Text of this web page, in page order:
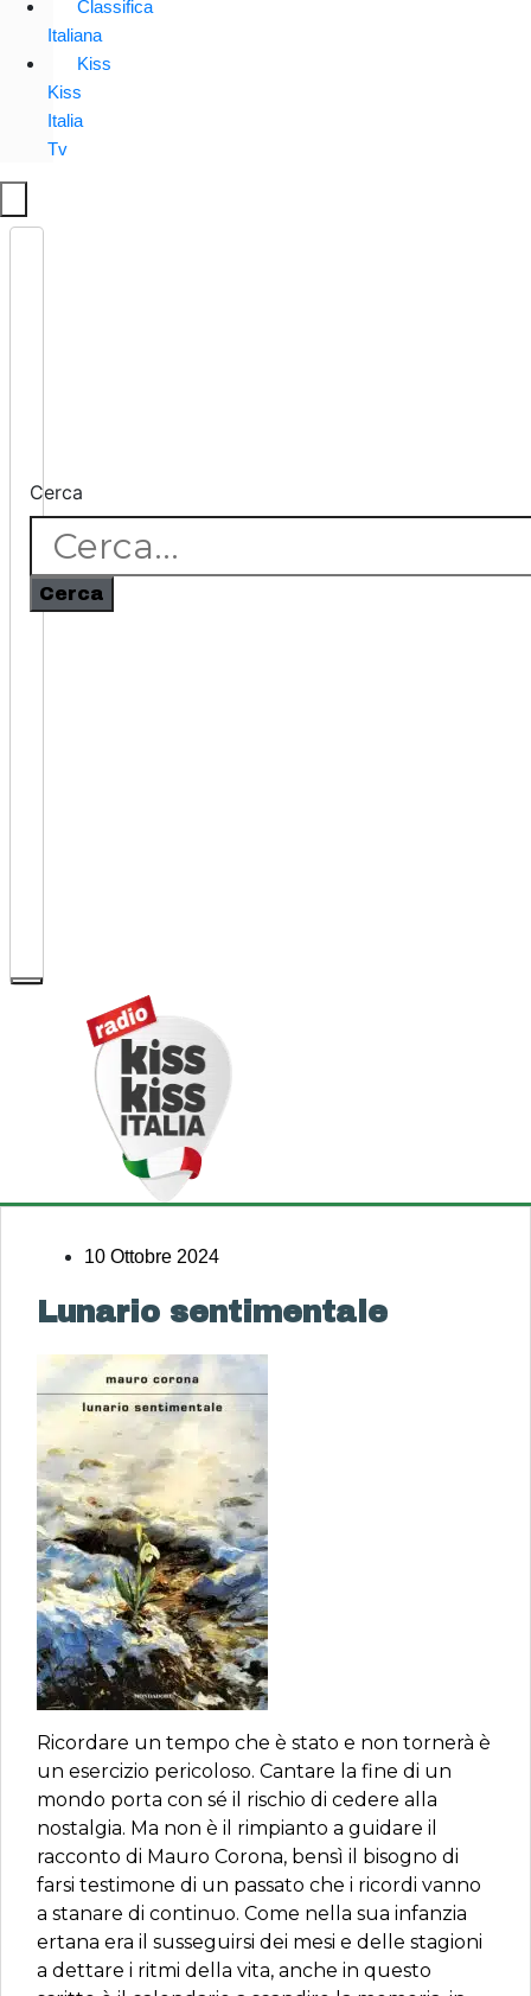
Classifica
Italiana
Kiss
Kiss
Italia
Tv
Cerca
Cerca
10 Ottobre 2024
Lunario sentimentale
Ricordare un tempo che è stato e non tornerà è
un esercizio pericoloso. Cantare la fine di un
mondo porta con sé il rischio di cedere alla
nostalgia. Ma non è il rimpianto a guidare il
racconto di Mauro Corona, bensì il bisogno di
farsi testimone di un passato che i ricordi vanno
a stanare di continuo. Come nella sua infanzia
ertana era il susseguirsi dei mesi e delle stagioni
a dettare i ritmi della vita, anche in questo